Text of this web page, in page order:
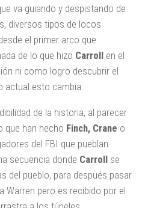
va guiando y despistando de
diversos tipos de locos
el primer arco que
de lo que hizo Carroll en el
ni como logro descubrir el
actual esto cambia.
de la historia, al parecer
que han hecho Finch, Crane o
del FBI que pueblan
secuencia donde Carroll se
del pueblo, para después pasar
Warren pero es recibido por el